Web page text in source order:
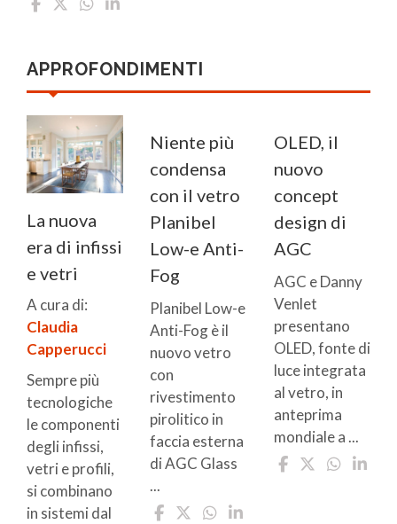
APPROFONDIMENTI
La nuova
era di infissi
e vetri
A cura di:
Claudia
Capperucci
Sempre più
tecnologiche
le componenti
degli infissi,
vetri e profili,
si combinano
in sistemi dal
Niente più
condensa
con il vetro
Planibel
Low-e Anti-
Fog
Planibel Low-e
Anti-Fog è il
nuovo vetro
con
rivestimento
pirolitico in
faccia esterna
di AGC Glass
...
OLED, il
nuovo
concept
design di
AGC
AGC e Danny
Venlet
presentano
OLED, fonte di
luce integrata
al vetro, in
anteprima
mondiale a ...